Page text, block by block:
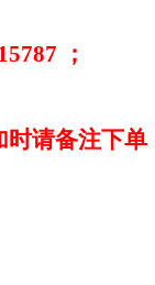
；
时请备注下单